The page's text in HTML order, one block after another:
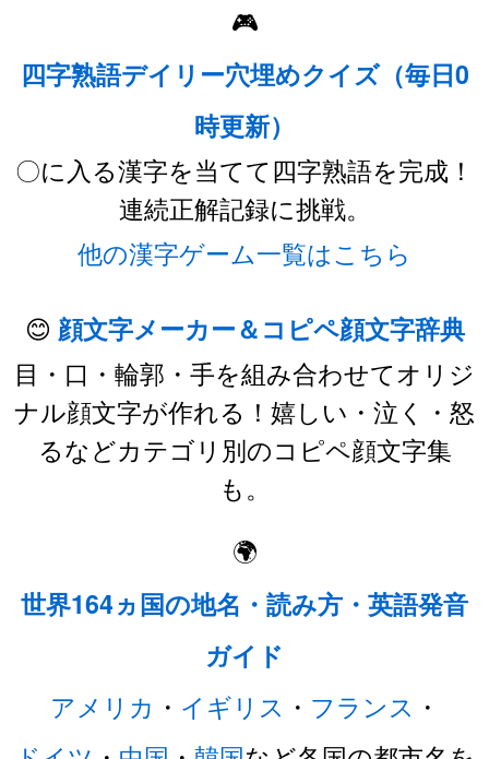
🎮
四字熟語デイリー穴埋めクイズ（毎日0
時更新）
〇に入る漢字を当てて四字熟語を完成！
連続正解記録に挑戦。
他の漢字ゲーム一覧はこちら
😊 顔文字メーカー＆コピペ顔文字辞典
目・口・輪郭・手を組み合わせてオリジ
ナル顔文字が作れる！嬉しい・泣く・怒
るなどカテゴリ別のコピペ顔文字集
も。
🌍
世界164ヵ国の地名・読み方・英語発音
ガイド
アメリカ ・ イギリス ・ フランス ・